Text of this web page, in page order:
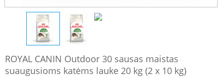
ROYAL CANIN Outdoor 30 sausas maistas
suaugusioms katėms lauke 20 kg (2 x 10 kg)